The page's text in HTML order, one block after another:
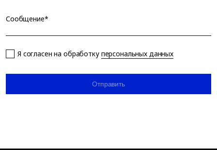
Сообщение*
Я согласен на обработку персональных данных
Отправить